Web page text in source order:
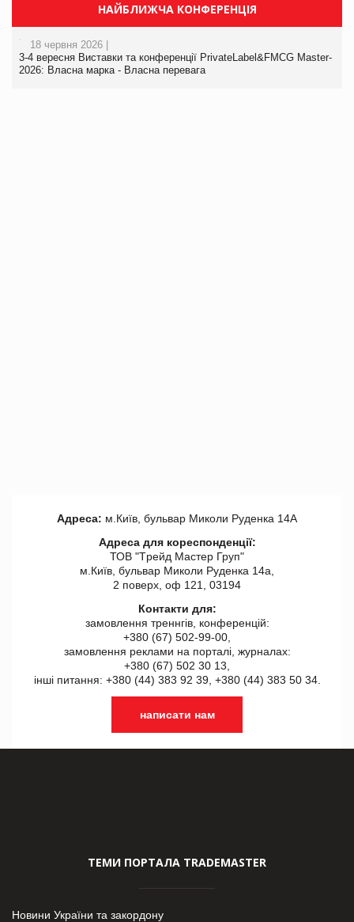
НАЙБЛИЖЧА КОНФЕРЕНЦІЯ
18 червня 2026 |
3-4 вересня Виставки та конференції PrivateLabel&FMCG Master-
2026: Власна марка - Власна перевага
Адреса: м.Київ, бульвар Миколи Руденка 14А
Адреса для кореспонденції:
ТОВ "Tрейд Мастер Груп"
м.Київ, бульвар Миколи Руденка 14а,
2 поверх, оф 121, 03194
Контакти для:
замовлення треннгів, конференцій:
+380 (67) 502-99-00,
замовлення реклами на порталі, журналах:
+380 (67) 502 30 13,
інші питання: +380 (44) 383 92 39, +380 (44) 383 50 34.
написати нам
ТЕМИ ПОРТАЛА TRADEMASTER
Новини України та закордону